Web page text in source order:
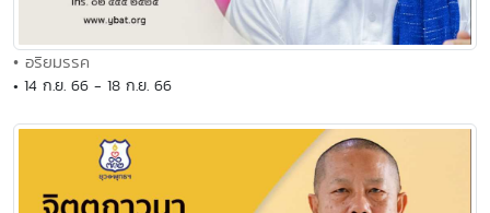
• อริยมรรค
• 14 ก.ย. 66 - 18 ก.ย. 66